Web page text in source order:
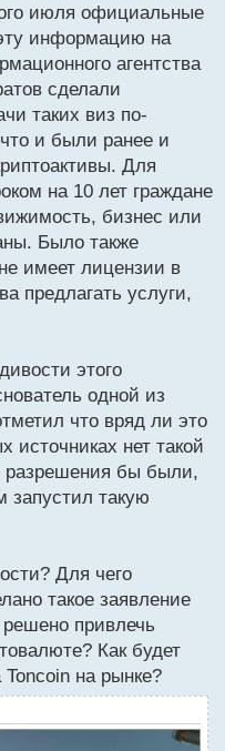
июля официальные
информацию на
агентства
сделали
таких виз по-
и были ранее и
Для
на 10 лет граждане
бизнес или
Было также
имеет лицензии в
предлагать услуги,
этого
одной из
что вряд ли это
источниках нет такой
бы были,
запустил такую
Для чего
такое заявление
привлечь
Как будет
на рынке?